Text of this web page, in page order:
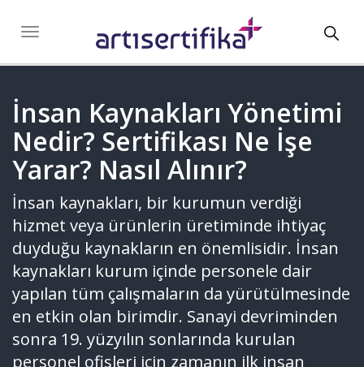
Toggle
İnsan Kaynakları Yönetimi
Nedir? Sertifikası Ne İşe
Yarar? Nasıl Alınır?
İnsan kaynakları, bir kurumun verdiği
hizmet veya ürünlerin üretiminde ihtiyaç
duyduğu kaynakların en önemlisidir. İnsan
kaynakları kurum içinde personele dair
yapılan tüm çalışmaların da yürütülmesinde
en etkin olan birimdir. Sanayi devriminden
sonra 19. yüzyılın sonlarında kurulan
personel ofisleri için zamanın ilk insan